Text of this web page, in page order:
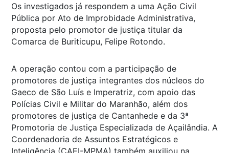
Os investigados já respondem a uma Ação Civil
Pública por Ato de Improbidade Administrativa,
proposta pelo promotor de justiça titular da
Comarca de Buriticupu, Felipe Rotondo.
A operação contou com a participação de
promotores de justiça integrantes dos núcleos do
Gaeco de São Luís e Imperatriz, com apoio das
Polícias Civil e Militar do Maranhão, além dos
promotores de justiça de Cantanhede e da 3ª
Promotoria de Justiça Especializada de Açailândia. A
Coordenadoria de Assuntos Estratégicos e
Inteligência (CAEI-MPMA) também auxiliou na